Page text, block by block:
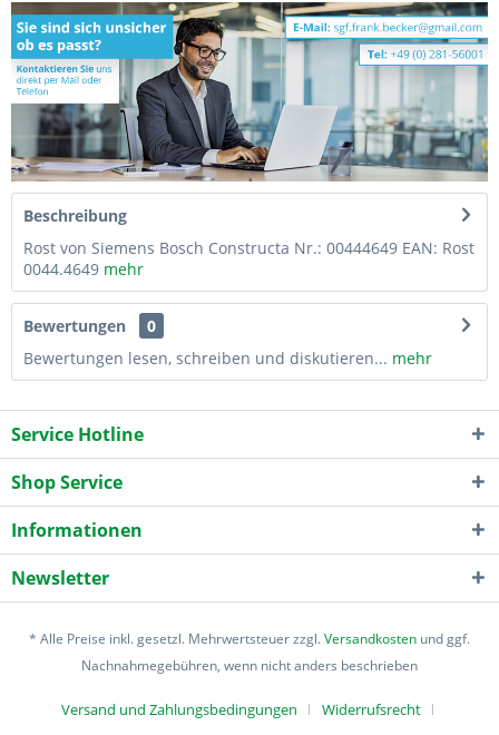
Beschreibung
Rost von Siemens Bosch Constructa Nr.: 00444649 EAN: Rost
0044.4649 mehr
Bewertungen
0
Bewertungen lesen, schreiben und diskutieren... mehr
Service Hotline
Shop Service
Informationen
Newsletter
* Alle Preise inkl. gesetzl. Mehrwertsteuer zzgl.Versandkosten und ggf.
Nachnahmegebühren, wenn nicht anders beschrieben
Versand und Zahlungsbedingungen Widerrufsrecht